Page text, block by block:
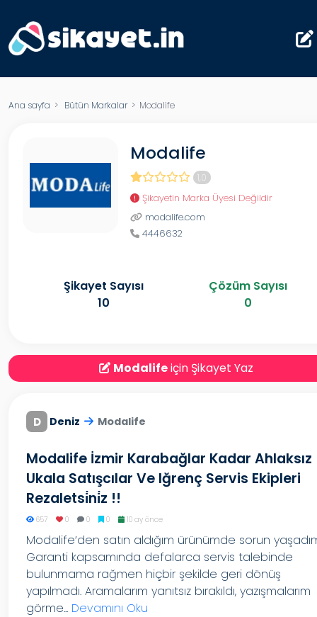
Ana sayfa > Bütün Markalar> Modalife
Modalife
1,0
Şikayetin Marka Üyesi Değildir
modalife.com
4446632
Şikayet Sayısı
10
Çözüm Sayısı
0
Modalifeiçin Şikayet Yaz
D Deniz Modalife
Modalife İzmir Karabağlar Kadar Ahlaksız
Ukala Satışcılar Ve Iğrenç Servis Ekipleri
Rezaletsi̇ni̇z !!
657 0 0 0 10 ay önce
Modalife’den satın aldığım ürünümde sorun
Garanti kapsamında defalarca servis talebinde
bulunmama rağmen hiçbir şekilde geri dönüş
yapılmadı. Aramalarım yanıtsız bırakıldı, yazışmalarım
görme... Devamını Oku